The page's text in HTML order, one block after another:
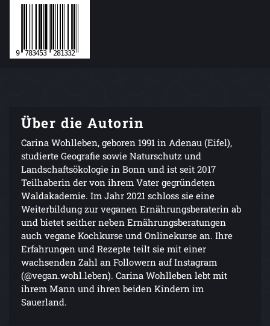
Über die Autorin
Carina Wohlleben, geboren 1991 in Adenau (Eifel),
studierte Geografie sowie Naturschutz und
Landschaftsökologie in Bonn und ist seit 2017
Teilhaberin der von ihrem Vater gegründeten
Waldakademie. Im Jahr 2021 schloss sie eine
Weiterbildung zur veganen Ernährungsberaterin ab
und bietet seither neben Ernährungsberatungen
auch vegane Kochkurse und Onlinekurse an. Ihre
Erfahrungen und Rezepte teilt sie mit einer
wachsenden Zahl an Followern auf Instagram
(@vegan.wohl.leben). Carina Wohlleben lebt mit
ihrem Mann und ihren beiden Kindern im
Sauerland.